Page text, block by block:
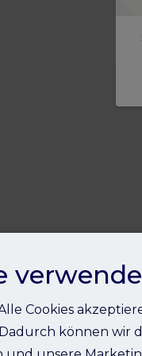
Cookies
können wir